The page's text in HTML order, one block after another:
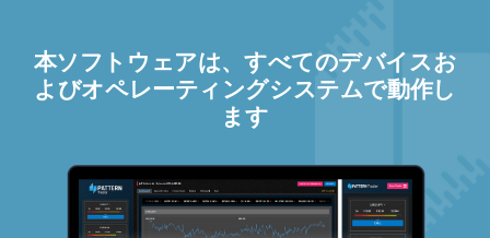
本ソフトウェアは、すべてのデバイスお
よびオペレーティングシステムで動作し
ます